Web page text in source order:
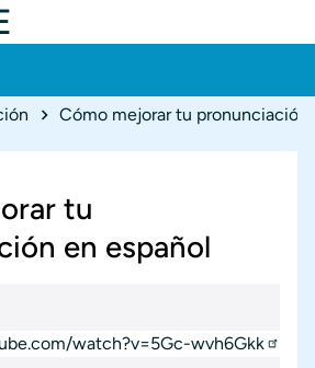
Cómo mejorar tu pronunciación
tu
en español
watch?v=5Gc-wvh6Gkk